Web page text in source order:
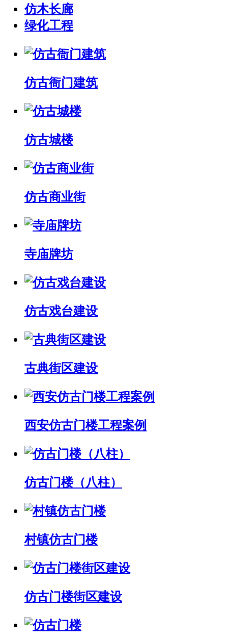
仿木长廊
绿化工程
仿古衙门建筑
仿古城楼
仿古商业街
寺庙牌坊
仿古戏台建设
古典街区建设
西安仿古门楼工程案例
仿古门楼（八柱）
村镇仿古门楼
仿古门楼街区建设